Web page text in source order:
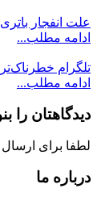
علت انفجار باتری نوت 7
ادامه مطلب...
تلگرام
ادامه مطلب...
دیدگاهتان را
لطفا برای ارسال
درباره ما